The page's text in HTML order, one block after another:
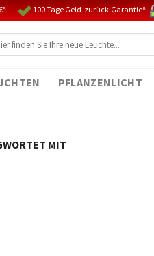
100 Tage Geld-zurück-Garantie⁸
PFLANZENLICHT
MIT